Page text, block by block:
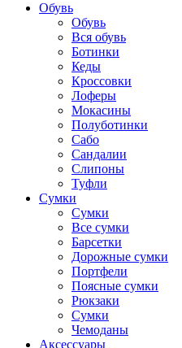
Обувь
Обувь
Вся обувь
Ботинки
Кеды
Кроссовки
Лоферы
Мокасины
Полуботинки
Сабо
Сандалии
Слипоны
Туфли
Сумки
Сумки
Все сумки
Барсетки
Дорожные сумки
Портфели
Поясные сумки
Рюкзаки
Сумки
Чемоданы
Аксессуары